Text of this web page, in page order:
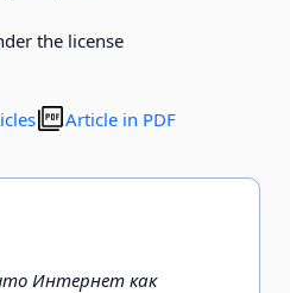
the license
Article in PDF
Интернет как